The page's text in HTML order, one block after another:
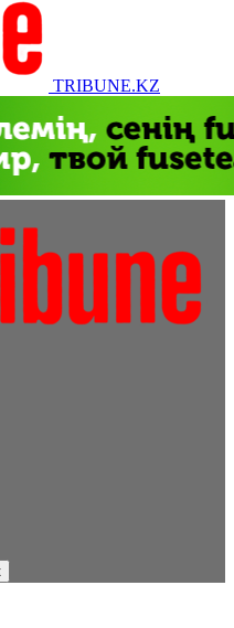
TRIBUNE.KZ